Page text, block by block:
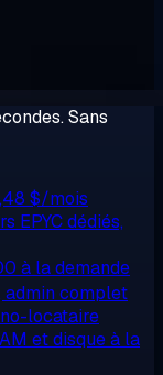
Sans
$/mois
EPYC dédiés,
à la demande
admin complet
locataire
et disque à la